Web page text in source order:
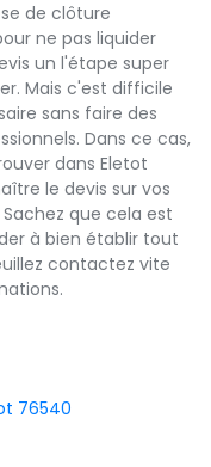
de clôture
ne pas liquider
un l'étape super
Mais c'est difficile
sans faire des
Dans ce cas,
dans Eletot
le devis sur vos
que cela est
à bien établir tout
contactez vite
76540